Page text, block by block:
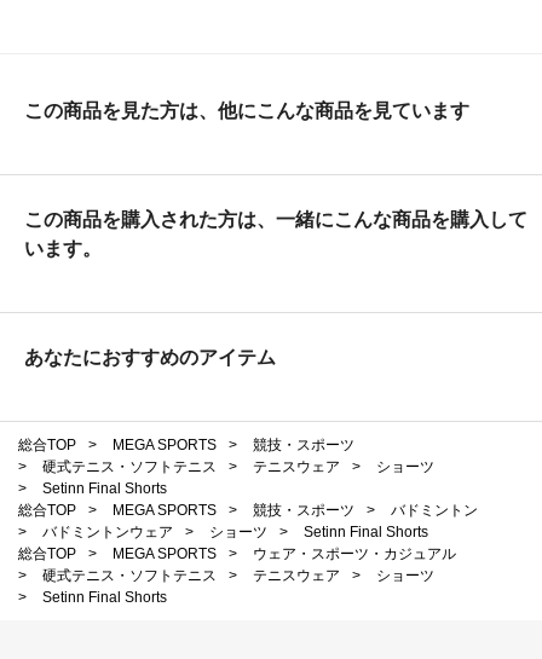
この商品を見た方は、他にこんな商品を見ています
この商品を購入された方は、一緒にこんな商品を購入して
います。
あなたにおすすめのアイテム
総合TOP > MEGA SPORTS >
競技・スポーツ
>
硬式テニス・ソフトテニス > テニスウェア >
ショーツ
>
Setinn Final Shorts
総合TOP
> MEGA SPORTS > 競技・スポーツ >
バドミントン
>
バドミントンウェア > ショーツ >
Setinn Final Shorts
総合TOP
> MEGA SPORTS >
ウェア・スポーツ・カジュアル
>
硬式テニス・ソフトテニス > テニスウェア >
ショーツ
>
Setinn Final Shorts